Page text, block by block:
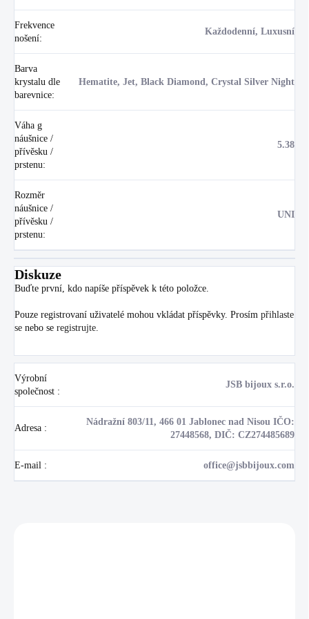
Frekvence
nošení:
Každodenní, Luxusní
Barva
krystalu dle
barevnice:
Hematite, Jet, Black Diamond, Crystal Silver Night
Váha g
náušnice /
přívěsku /
prstenu:
5.38
Rozměr
náušnice /
přívěsku /
prstenu:
UNI
Diskuze
Buďte první, kdo napíše příspěvek k této položce.
Pouze registrovaní uživatelé mohou vkládat příspěvky. Prosím přihlaste
se nebo se registrujte
Výrobní
společnost :
JSB bijoux s.r.o.
Adresa :
Nádražní 803/11, 466 01 Jablonec nad Nisou IČO:
27448568, DIČ: CZ274485689
E-mail : office@jsbbijoux.com